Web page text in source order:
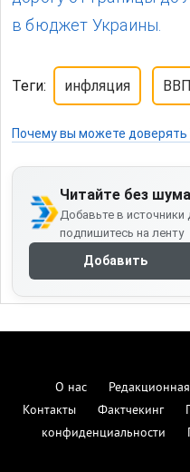
в бюджет Украины.
Теги: инфляция ВВП
Почему вы можете доверять
Читайте без
Добавьте в источники
подпишитесь на ленту
Добавить
О нас
Контакты
Фактчекинг
конфиденциальности